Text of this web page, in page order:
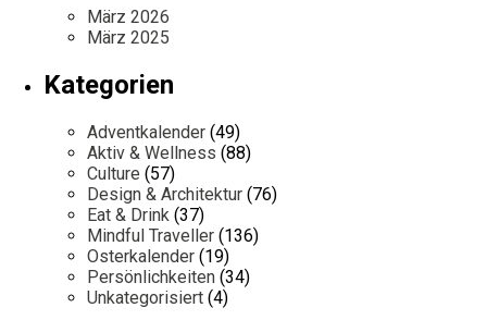
März 2026
März 2025
Kategorien
Adventkalender (49)
Aktiv & Wellness (88)
Culture (57)
Design & Architektur (76)
Eat & Drink (37)
Mindful Traveller (136)
Osterkalender (19)
Persönlichkeiten (34)
Unkategorisiert (4)